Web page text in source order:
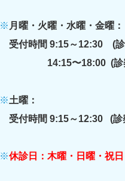
※ 月曜・火曜・水曜・金曜：
受付時間 9:15～12:30 (診
14:15〜18:00 (診察
※土曜：
受付時間9:15～12:30 (診
※休診日：木曜・日曜・祝日